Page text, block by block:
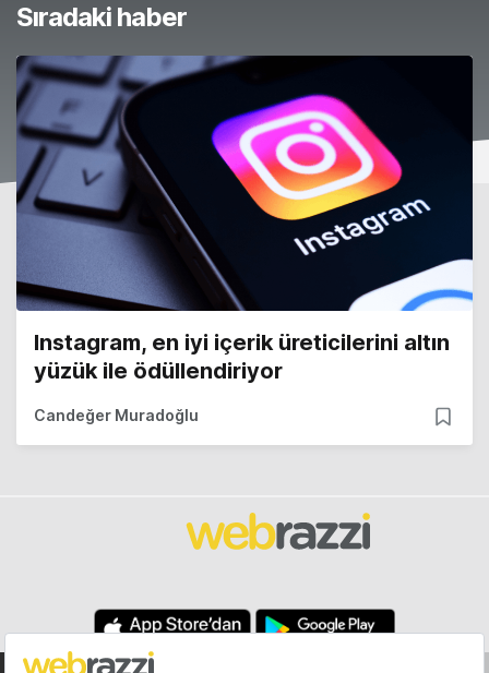
Sıradaki haber
Instagram, en iyi içerik üreticilerini altın
yüzük ile ödüllendiriyor
Candeğer Muradoğlu